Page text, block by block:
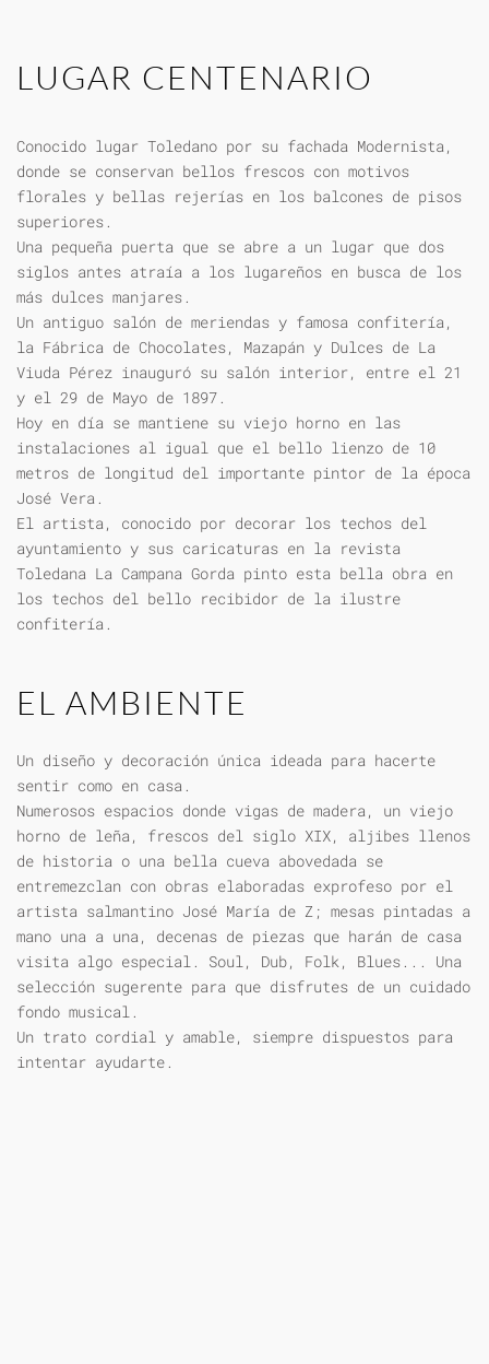
LUGAR CENTENARIO
Conocido lugar Toledano por su fachada Modernista,
donde se conservan bellos frescos con motivos
florales y bellas rejerías en los balcones de pisos
superiores.
Una pequeña puerta que se abre a un lugar que dos
siglos antes atraía a los lugareños en busca de los
más dulces manjares.
Un antiguo salón de meriendas y famosa confitería,
la Fábrica de Chocolates, Mazapán y Dulces de La
Viuda Pérez inauguró su salón interior, entre el 21
y el 29 de Mayo de 1897.
Hoy en día se mantiene su viejo horno en las
instalaciones al igual que el bello lienzo de 10
metros de longitud del importante pintor de la época
José Vera.
El artista, conocido por decorar los techos del
ayuntamiento y sus caricaturas en la revista
Toledana La Campana Gorda pinto esta bella obra en
los techos del bello recibidor de la ilustre
confitería.
EL AMBIENTE
Un diseño y decoración única ideada para hacerte
sentir como en casa.
Numerosos espacios donde vigas de madera, un viejo
horno de leña, frescos del siglo XIX, aljibes llenos
de historia o una bella cueva abovedada se
entremezclan con obras elaboradas exprofeso por el
artista salmantino José María de Z; mesas pintadas a
mano una a una, decenas de piezas que harán de casa
visita algo especial. Soul, Dub, Folk, Blues... Una
selección sugerente para que disfrutes de un cuidado
fondo musical.
Un trato cordial y amable, siempre dispuestos para
intentar ayudarte.